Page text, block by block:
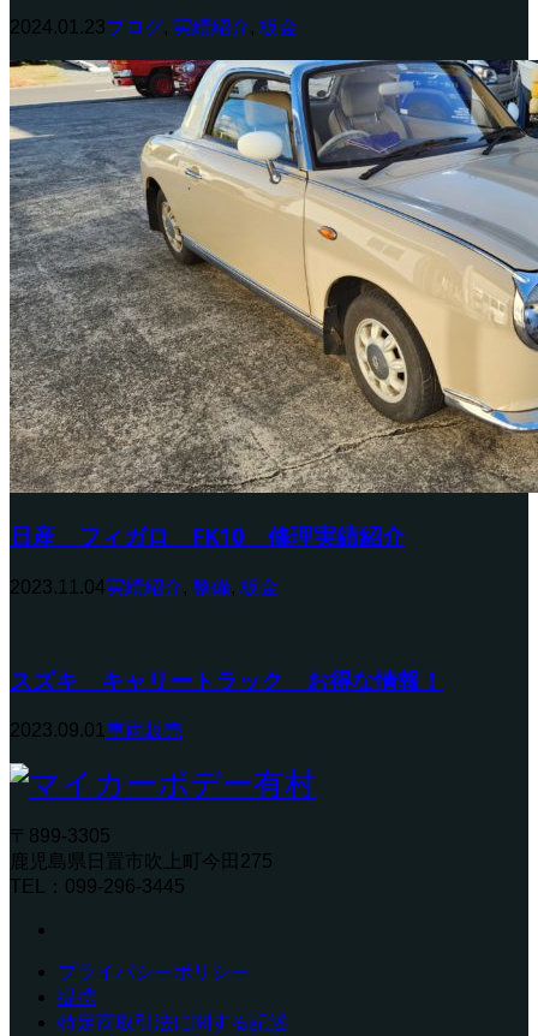
2024.01.23ブログ, 実績紹介, 板金
日産 フィガロ FK10 修理実績紹介
2023.11.04実績紹介, 整備, 板金
スズキ キャリートラック お得な情報！
2023.09.01 車両販売
〒899-3305
鹿児島県日置市吹上町今田275
TEL：099-296-3445
プライバシーポリシー
提携
特定商取引法に関する記述